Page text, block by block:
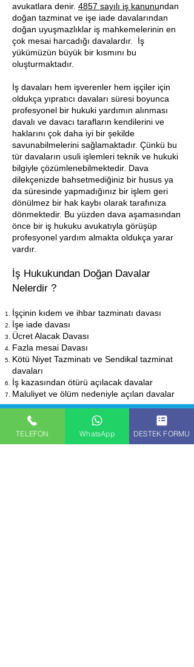
avukatlara denir. 4857 sayılı iş kanunundan
doğan tazminat ve işe iade davalarından
doğan uyuşmazlıklar iş mahkemelerinin en
çok mesai harcadığı davalardır. İş
yükümüzün büyük bir kısmını bu
oluşturmaktadır.
İş davaları hem işverenler hem işçiler için
oldukça yıpratıcı davaları süresi boyunca
profesyonel bir hukuki yardımın alınması
davalı ve davacı tarafların kendilerini ve
haklarını çok daha iyi bir şekilde
savunabilmelerini sağlamaktadır. Çünkü bu
tür davaların usuli işlemleri teknik ve hukuki
bilgiyle çözümlenebilmektedir. Dava
dilekçenizde bahsetmediğiniz bir husus ya
da süresinde yapmadığınız bir işlem geri
dönülmez bir hak kaybı olarak tarafınıza
dönmektedir. Bu yüzden dava aşamasından
önce bir iş hukuku avukatıyla görüşüp
profesyonel yardım almakta oldukça yarar
vardır.
İş Hukukundan Doğan Davalar
Nelerdir ?
İşçinin kıdem ve ihbar tazminatı davası
İşe iade davası
Ücret Alacak Davası
Fazla mesai Davası
Kötü Niyet Tazminatı ve Sendikal tazminat
davaları
İş kazasından ötürü açılacak davalar
Maluliyet ve ölüm nedeniyle açılan davalar
İş hukuku avukatı olarak misyonumuz
uyuşmazlığın çıktığı andan itibaren
TELEFON WhatsApp DESTEK FORMU